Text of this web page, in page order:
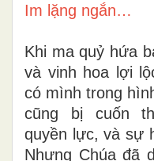
Im lặng ngắn…
Khi ma quỷ hứa
và vinh hoa lợi
có mình trong
cũng bị cuốn
quyền lực, và sự
Nhưng Chúa đã